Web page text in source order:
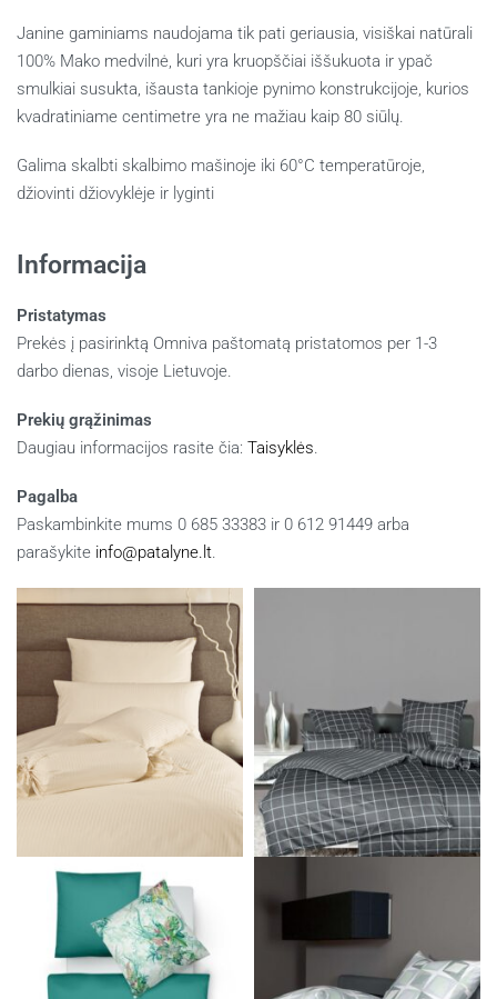
Janine gaminiams naudojama tik pati geriausia, visiškai natūrali
100% Mako medvilnė, kuri yra kruopščiai iššukuota ir ypač
smulkiai susukta, išausta tankioje pynimo konstrukcijoje, kurios
kvadratiniame centimetre yra ne mažiau kaip 80 siūlų.
Galima skalbti skalbimo mašinoje iki 60°C temperatūroje,
džiovinti džiovyklėje ir lyginti
Informacija
Pristatymas
Prekės į pasirinktą Omniva paštomatą pristatomos per 1-3
darbo dienas, visoje Lietuvoje.
Prekių grąžinimas
Daugiau informacijos rasite čia: Taisyklės.
Pagalba
Paskambinkite mums 0 685 33383 ir 0 612 91449 arba
parašykite info@patalyne.lt.
Panašūs produktai
177.00
Pasirinkti savybes
Patalynės komplektas MODERN
Pasirinkti savybes